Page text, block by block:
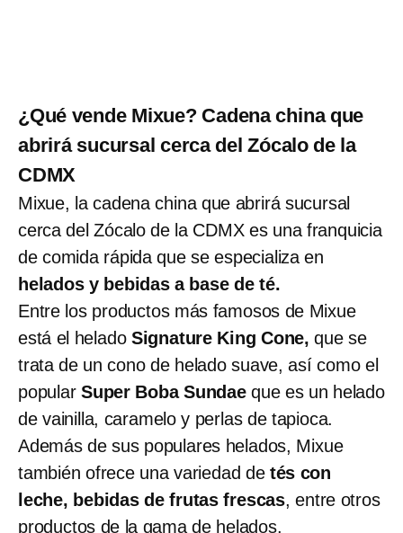
¿Qué vende Mixue? Cadena china que
abrirá sucursal cerca del Zócalo de la
CDMX
Mixue, la cadena china que abrirá sucursal
cerca del Zócalo de la CDMX es una franquicia
de comida rápida que se especializa en
helados y bebidas a base de té.
Entre los productos más famosos de Mixue
está el helado Signature King Cone, que se
trata de un cono de helado suave, así como el
popular Super Boba Sundaeque es un helado
de vainilla, caramelo y perlas de tapioca.
Además de sus populares helados, Mixue
también ofrece una variedad de tés con
leche, bebidas de frutas frescas, entre otros
productos de la gama de helados.